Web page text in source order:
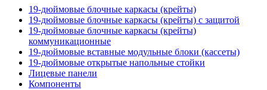
19-дюймовые блочные каркасы (крейты)
19-дюймовые блочные каркасы (крейты) с защитой
19-дюймовые блочные каркасы (крейты)
коммуникационные
19-дюймовые вставные модульные блоки (кассеты)
19-дюймовые открытые напольные стойки
Лицевые панели
Компоненты